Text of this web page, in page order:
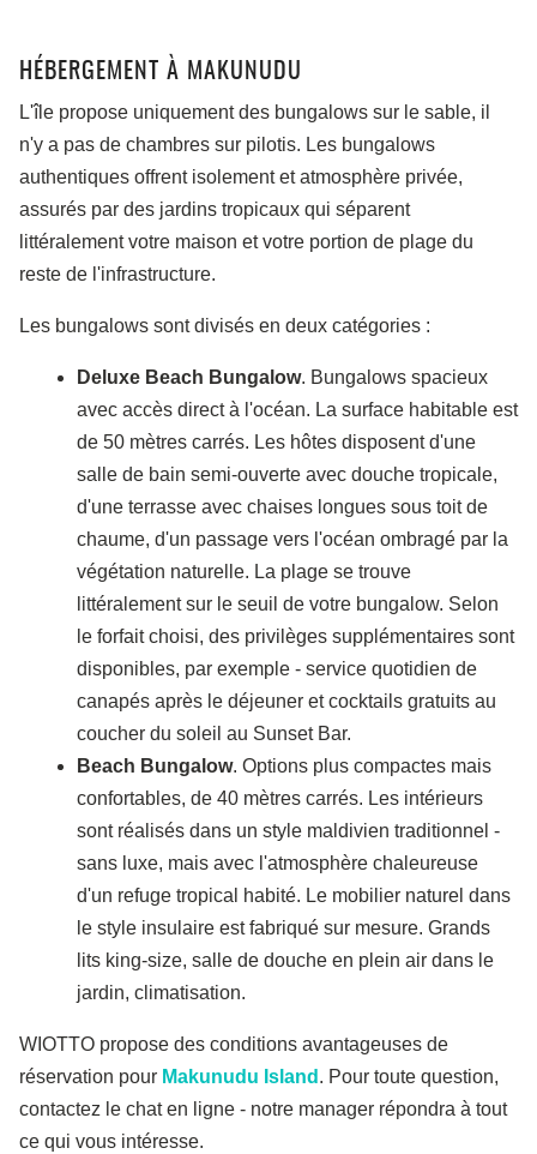
HÉBERGEMENT À MAKUNUDU
L'île propose uniquement des bungalows sur le sable, il
n'y a pas de chambres sur pilotis. Les bungalows
authentiques offrent isolement et atmosphère privée,
assurés par des jardins tropicaux qui séparent
littéralement votre maison et votre portion de plage du
reste de l'infrastructure.
Les bungalows sont divisés en deux catégories :
Deluxe Beach Bungalow. Bungalows spacieux
avec accès direct à l'océan. La surface habitable est
de 50 mètres carrés. Les hôtes disposent d'une
salle de bain semi-ouverte avec douche tropicale,
d'une terrasse avec chaises longues sous toit de
chaume, d'un passage vers l'océan ombragé par la
végétation naturelle. La plage se trouve
littéralement sur le seuil de votre bungalow. Selon
le forfait choisi, des privilèges supplémentaires sont
disponibles, par exemple - service quotidien de
canapés après le déjeuner et cocktails gratuits au
coucher du soleil au Sunset Bar.
Beach Bungalow. Options plus compactes mais
confortables, de 40 mètres carrés. Les intérieurs
sont réalisés dans un style maldivien traditionnel -
sans luxe, mais avec l'atmosphère chaleureuse
d'un refuge tropical habité. Le mobilier naturel dans
le style insulaire est fabriqué sur mesure. Grands
lits king-size, salle de douche en plein air dans le
jardin, climatisation.
WIOTTO propose des conditions avantageuses de
réservation pour Makunudu Island . Pour toute question,
contactez le chat en ligne - notre manager répondra à tout
ce qui vous intéresse.